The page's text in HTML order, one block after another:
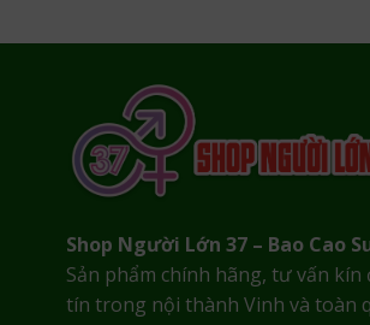
Shop Người Lớn 37 – Bao Cao
Sản phẩm chính hãng, tư vấn
tín trong nội thành Vinh và toàn